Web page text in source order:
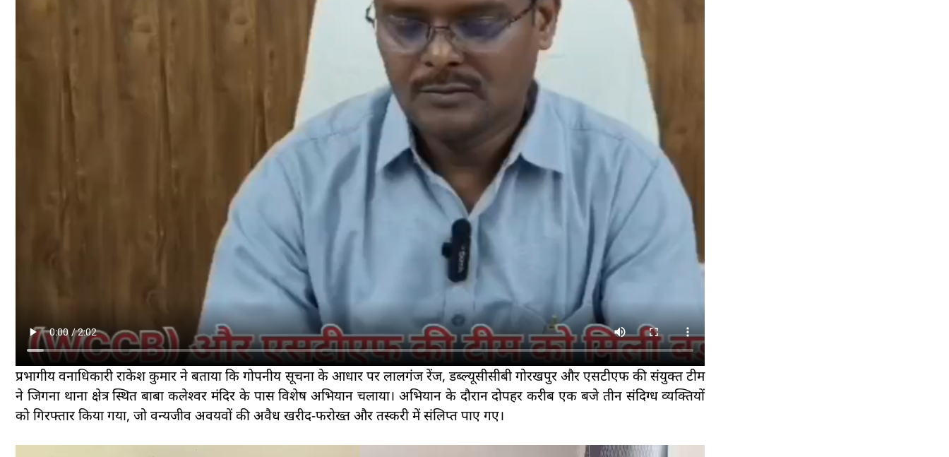
प्रभागीय वनाधिकारी राकेश कुमार ने बताया कि गोपनीय सूचना के आधार पर लालगंज रेंज, डब्ल्यूसीसीबी गोरखपुर और एसटीएफ की संयुक्त टीम
ने जिगना थाना क्षेत्र स्थित बाबा कलेश्वर मंदिर के पास विशेष अभियान चलाया। अभियान के दौरान दोपहर करीब एक बजे तीन संदिग्ध व्यक्तियों
को गिरफ्तार किया गया, जो वन्यजीव अवयवों की अवैध खरीद-फरोख्त और तस्करी में संलिप्त पाए गए।